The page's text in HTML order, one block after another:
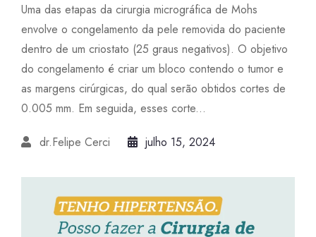
Uma das etapas da cirurgia micrográfica de Mohs
envolve o congelamento da pele removida do paciente
dentro de um criostato (25 graus negativos). O objetivo
do congelamento é criar um bloco contendo o tumor e
as margens cirúrgicas, do qual serão obtidos cortes de
0.005 mm. Em seguida, esses corte...
dr.Felipe Cerci julho 15, 2024